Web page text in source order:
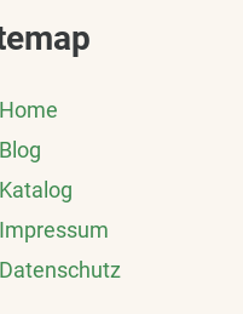
Home
Blog
Katalog
Impressum
Datenschutz